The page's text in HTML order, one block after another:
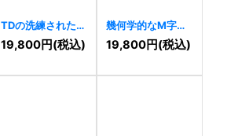
TDの洗練された連
結モダンロゴ
10409]
19,800円(税込)
幾何学的なM字の
ダイナミックロゴ
10398 ]
19,800円(税込)